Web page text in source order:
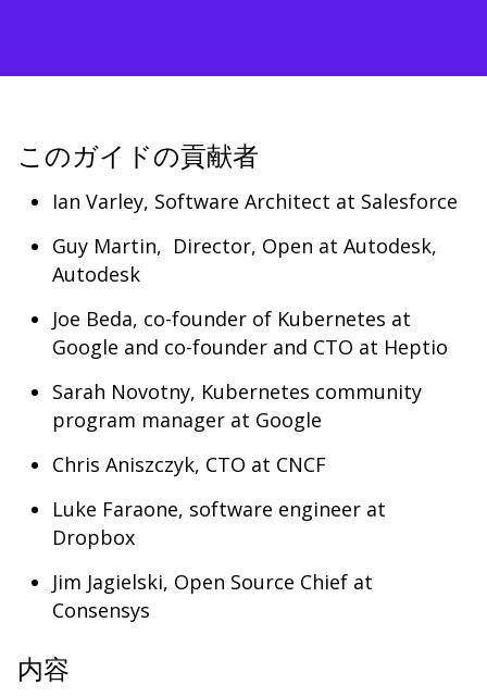
このガイドの貢献者
Ian Varley, Software Architect at Salesforce
Guy Martin, Director, Open at Autodesk,
Autodesk
Joe Beda, co-founder of Kubernetes at
Google and co-founder and CTO at Heptio
Sarah Novotny, Kubernetes community
program manager at Google
Chris Aniszczyk, CTO at CNCF
Luke Faraone, software engineer at
Dropbox
Jim Jagielski, Open Source Chief at
Consensys
内容